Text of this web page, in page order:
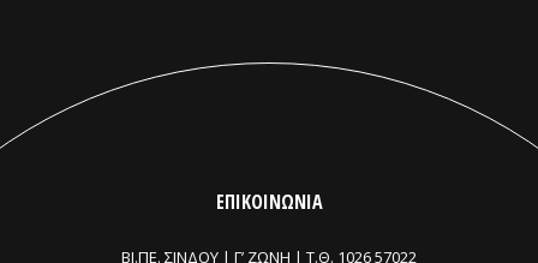
ΕΠΙΚΟΙΝΩΝΙΑ
ΒΙ.ΠΕ. ΣΙΝΔΟΥ | Γ’ ΖΩΝΗ | Τ.Θ. 1026 57022